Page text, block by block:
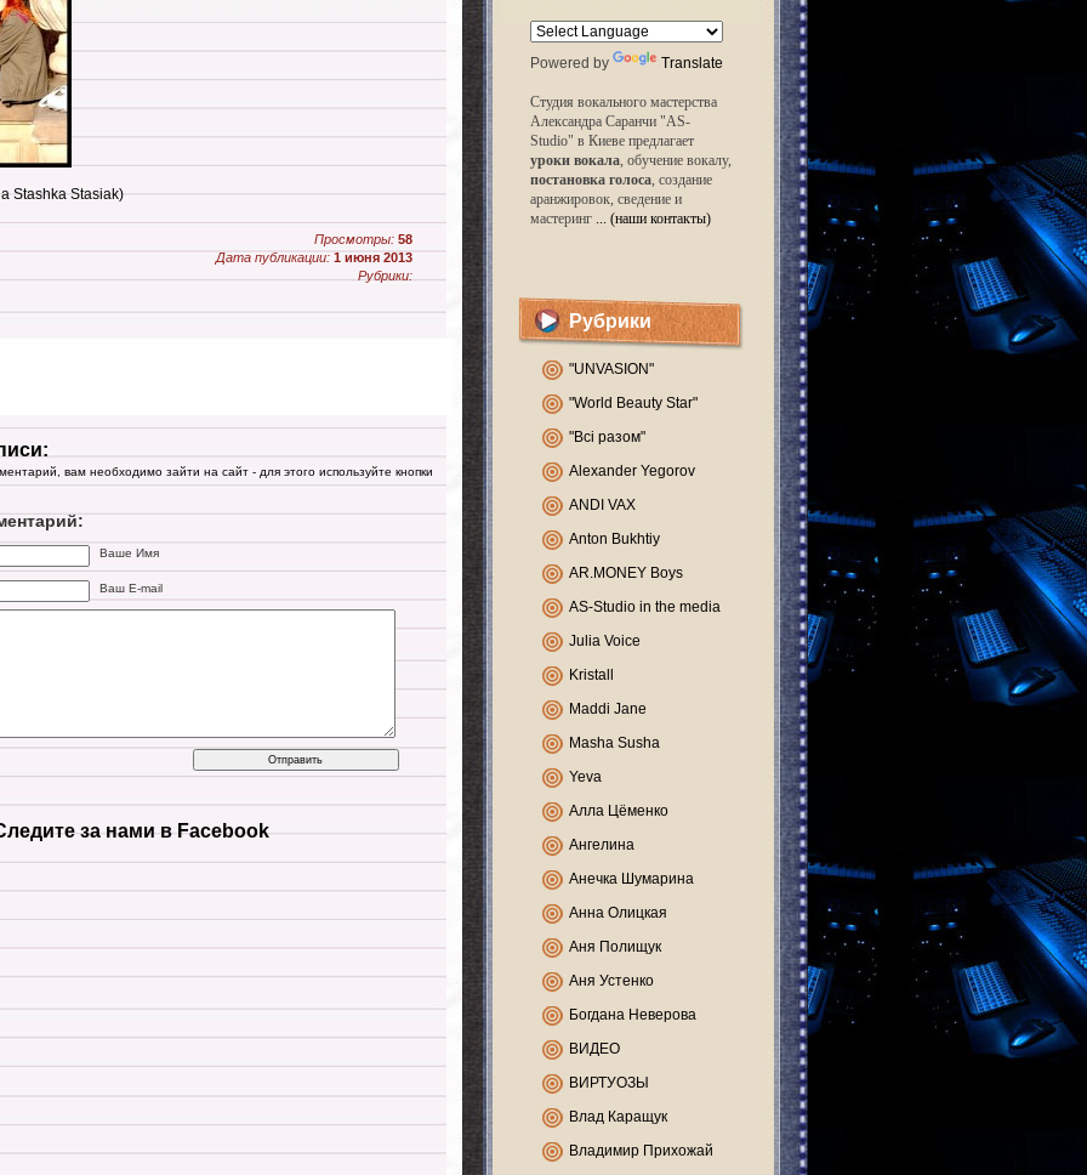
Stashka Stasiak)
Просмотры: 58
Дата публикации: 1 июня 2013
Рубрики:
вам необходимо зайти на сайт - для этого используйте кнопки
Ваше Имя
Ваш E-mail
за нами в Facebook
Powered by Translate
Студия вокального мастерства
Александра Саранчи "AS-
Studio" в Киеве предлагает
уроки вокала, обучение вокалу,
постановка голоса, создание
аранжировок, сведение и
мастеринг ... (наши контакты)
Рубрики
"UNVASION"
"World Beauty Star"
"Всі разом"
Alexander Yegorov
ANDI VAX
Anton Bukhtiy
AR.MONEY Boys
AS-Studio in the media
Julia Voice
Kristall
Maddi Jane
Masha Susha
Yeva
Алла Цёменко
Ангелина
Анечка Шумарина
Анна Олицкая
Аня Полищук
Аня Устенко
Богдана Неверова
ВИДЕО
ВИРТУОЗЫ
Влад Каращук
Владимир Прихожай